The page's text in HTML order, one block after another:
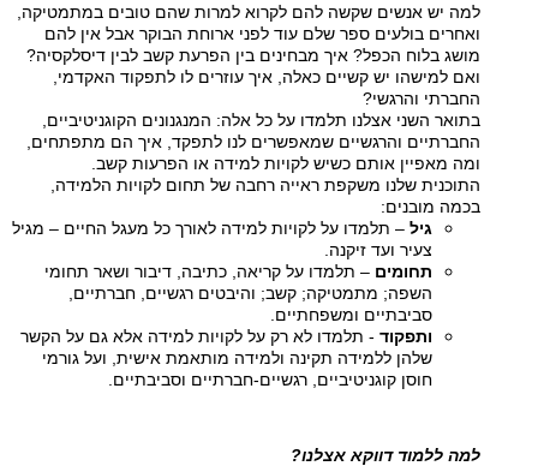
למה יש אנשים שקשה להם לקרוא למרות שהם טובים במתמטיקה,
ואחרים בולעים ספר שלם עוד לפני ארוחת הבוקר אבל אין להם
מושג בלוח הכפל? איך מבחינים בין הפרעת קשב לבין דיסלקסיה?
ואם למישהו יש קשיים כאלה, איך עוזרים לו לתפקוד האקדמי,
החברתי והרגשי?
בתואר השני אצלנו תלמדו על כל אלה: המנגנונים הקוגניטיביים,
החברתיים והרגשיים שמאפשרים לנו לתפקד, איך הם מתפתחים,
ומה מאפיין אותם כשיש לקויות למידה או הפרעות קשב.
התוכנית שלנו משקפת ראייה רחבה של תחום לקויות הלמידה,
בכמה מובנים:
גיל – תלמדו על לקויות למידה לאורך כל מעגל החיים – מגיל
צעיר ועד זיקנה.
תחומים – תלמדו על קריאה, כתיבה, דיבור ושאר תחומי
השפה; מתמטיקה; קשב; והיבטים רגשיים, חברתיים,
סביבתיים ומשפחתיים.
ותפקוד - תלמדו לא רק על לקויות למידה אלא גם על הקשר
שלהן ללמידה תקינה ולמידה מותאמת אישית, ועל גורמי
חוסן קוגניטיביים, רגשיים-חברתיים וסביבתיים.
למה ללמוד דווקא אצלנו?